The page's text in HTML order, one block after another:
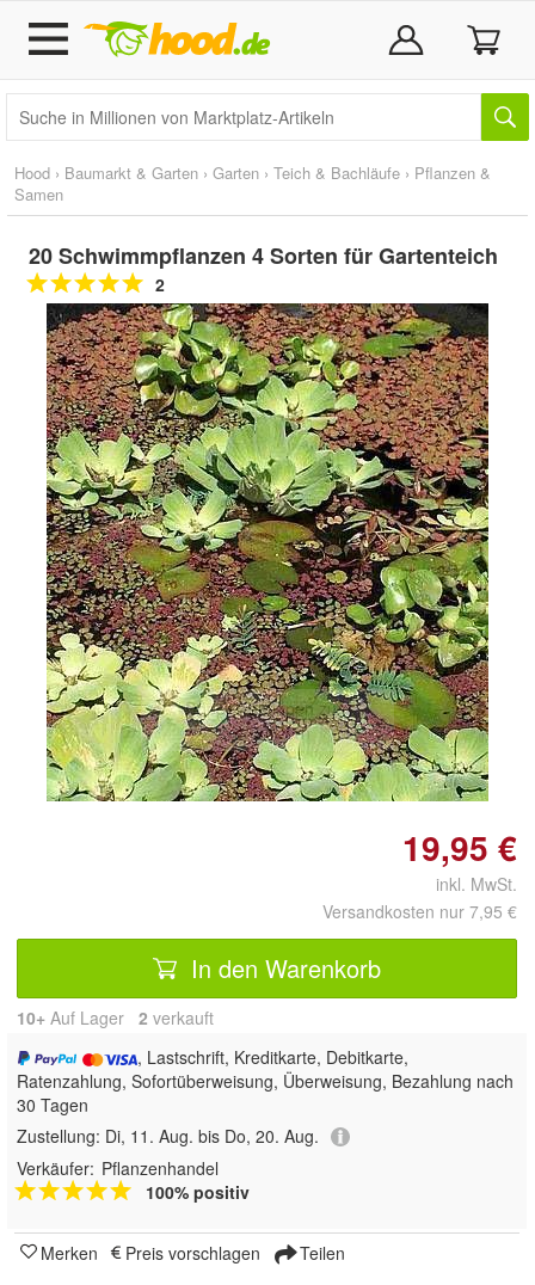
Hood › Baumarkt & Garten › Garten › Teich & Bachläufe › Pflanzen &
Samen
20 Schwimmpflanzen 4 Sorten für Gartenteich
2
Doppelt antippen zum
vergrößern
19,95 €
inkl. MwSt.
Versandkosten nur 7,95 €
In den Warenkorb
10+ Auf Lager 2 verkauft
, Lastschrift, Kreditkarte, Debitkarte,
Ratenzahlung, Sofortüberweisung, Überweisung, Bezahlung nach
30 Tagen
Zustellung: Di, 11. Aug. bis Do, 20. Aug.
Verkäufer: Pflanzenhandel
100% positiv
Merken Preis vorschlagen Teilen